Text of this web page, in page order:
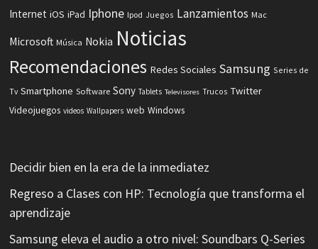
Internet iOS iPad Iphone Ipod Juegos Lanzamientos Mac
Microsoft Música Nokia Noticias
Recomendaciones Redes Sociales Samsung Series de
Tv Smartphone Software Sony Tablets Televisores Trucos Twitter
Videojuegos videos Wallpapers web Windows
Decidir bien en la era de la inmediatez
Regreso a Clases con HP: Tecnología que transforma el
aprendizaje
Samsung eleva el audio a otro nivel: Soundbars Q-Series